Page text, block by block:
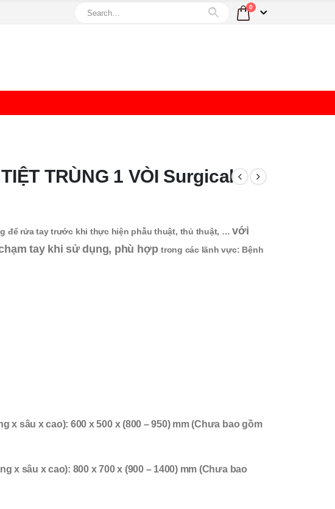
0
TRÙNG 1 VÒI Surgical
để rửa tay trước khi thực hiện phẫu thuật, thủ thuật, …với
tay khi sử dụng, phù hợptrong các lãnh vực: Bệnh
x sâu x cao): 600 x 500 x (800 – 950) mm (Chưa bao gồm
x sâu x cao): 800 x 700 x (900 – 1400) mm (Chưa bao